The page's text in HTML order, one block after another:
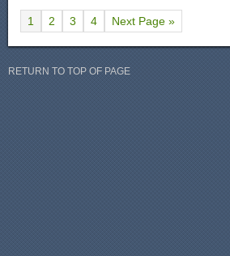
1 2 3 4 Next Page »
RETURN TO TOP OF PAGE